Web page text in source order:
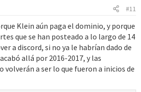
#11
Klein aún paga el dominio, y porque
que se han posteado a lo largo de 14
a discord, si no ya le habrían dado de
allá por 2016-2017, y las
volverán a ser lo que fueron a inicios de